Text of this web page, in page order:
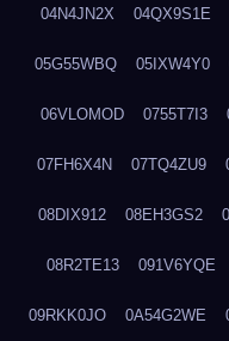
04N4JN2X 04QX9S1E
05G55WBQ 05IXW4Y0
06VLOMOD 0755T7I3
07FH6X4N 07TQ4ZU9
08DIX912 08EH3GS2
08R2TE13 091V6YQE
09RKK0JO 0A54G2WE